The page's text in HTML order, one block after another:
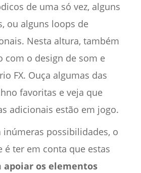
de uma só vez, alguns
ou alguns loops de
Nesta altura, também
com o design de som e
FX. Ouça algumas das
favoritas e veja que
adicionais estão em jogo.
inúmeras possibilidades, o
ter em conta que estas
apoiar os elementos